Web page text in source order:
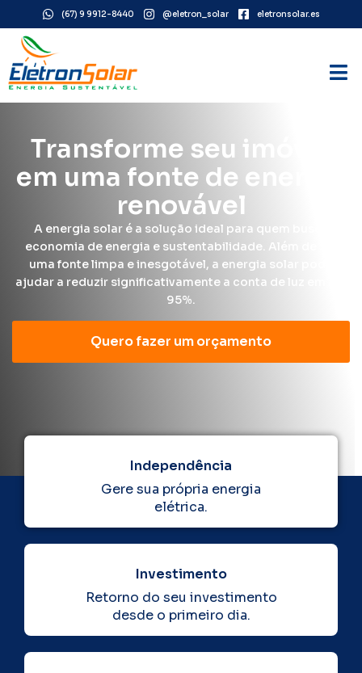
(67) 9 9912-8440 @eletron_solar eletronsolar.es
Transforme seu imóvel
em uma fonte de energia
renovável
A energia solar é a solução ideal para quem busca
economia de energia e sustentabilidade. Além de ser
uma fonte limpa e inesgotável, a energia solar pode
ajudar a reduzir significativamente a conta de luz em até
95%.
Quero fazer um orçamento
Independência
Gere sua própria energia
elétrica.
Investimento
Retorno do seu investimento
desde o primeiro dia.